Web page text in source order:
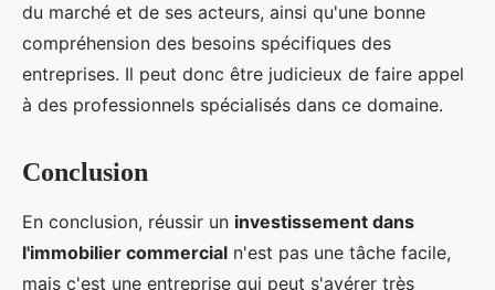
du marché et de ses acteurs, ainsi qu'une bonne
compréhension des besoins spécifiques des
entreprises. Il peut donc être judicieux de faire appel
à des professionnels spécialisés dans ce domaine.
Conclusion
En conclusion, réussir un investissement dans
l'immobilier commercial n'est pas une tâche facile,
mais c'est une entreprise qui peut s'avérer très